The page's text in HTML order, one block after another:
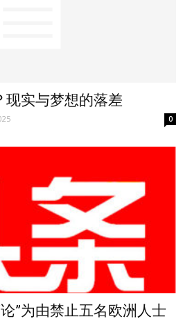
现实与梦想的落差
0
”为由禁止五名欧洲人士